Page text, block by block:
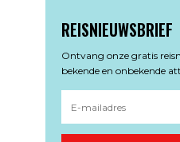
REISNIEUWSBRIEF
Ontvang onze gratis
bekende en onbekende